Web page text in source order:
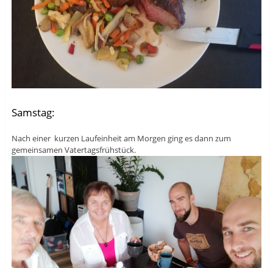
Samstag:
Nach einer kurzen Laufeinheit am Morgen ging es dann zum
gemeinsamen Vatertagsfrühstück.